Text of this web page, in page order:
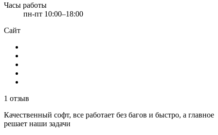
Часы работы
пн-пт 10:00–18:00
Сайт
1 отзыв
Качественный софт, все работает без багов и быстро, а главное
решает наши задачи